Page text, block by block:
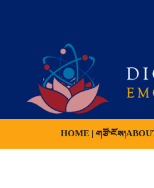
HOME | གཙོ་ངོས།